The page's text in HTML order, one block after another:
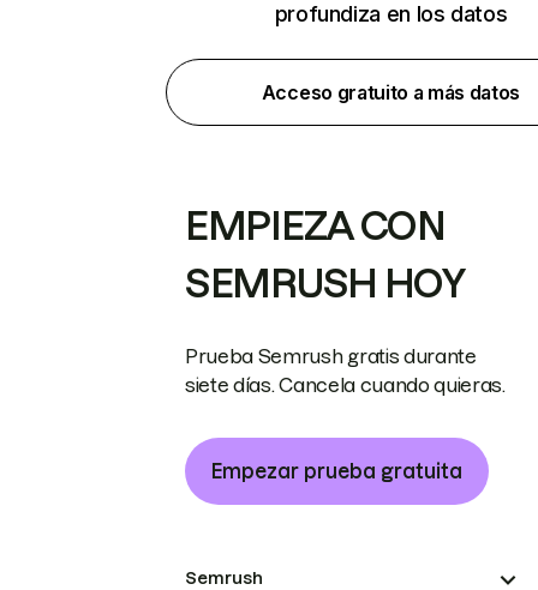
profundiza en los datos
Acceso gratuito a más datos
EMPIEZA CON
SEMRUSH HOY
Prueba Semrush gratis durante
siete días. Cancela cuando quieras.
Empezar prueba gratuita
Semrush